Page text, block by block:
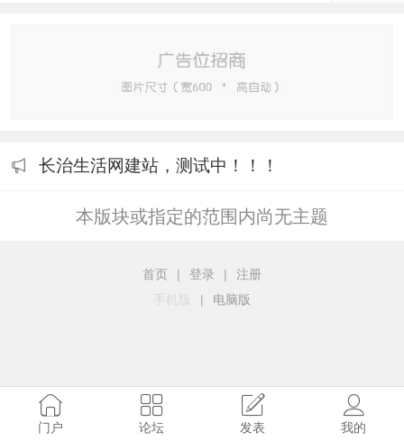
长治生活网建站，测试中！！！
本版块或指定的范围内尚无主题
首页 | 登录 |
注册
手机版
| 电脑版
门户 论坛 发表 我的